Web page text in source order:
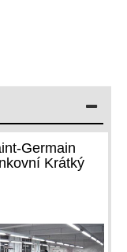
Germain
Krátký